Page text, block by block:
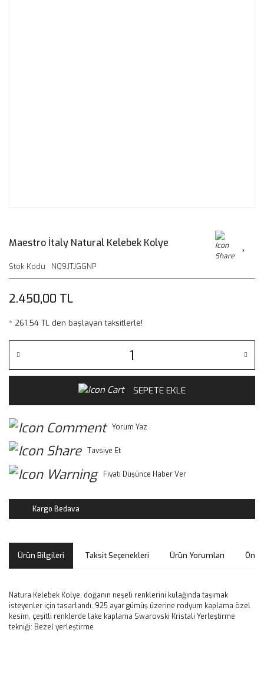
Maestro İtaly Natural Kelebek Kolye
Stok Kodu NQ9JTJGGNP
2.450,00 TL
* 261,54 TL den başlayan taksitlerle!
SEPETE EKLE
Yorum Yaz
Tavsiye Et
Fiyatı Düşünce Haber Ver
Kargo Bedava
Ürün Bilgileri Taksit Seçenekleri Ürün Yorumları
Natura Kelebek Kolye, doğanın neşeli renklerini kulağında taşımak
isteyenler için tasarlandı. 925 ayar gümüş üzerine rodyum kaplama özel
kesim, çeşitli renklerde lake kaplama Swarovski Kristali Yerleştirme
tekniği: Bezel yerleştirme